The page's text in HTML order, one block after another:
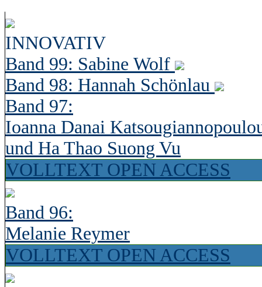
INNOVATIV
Band 99: Sabine Wolf
Band 98: Hannah Schönlau
Band 97:
Ioanna Danai
und Ha Thao Suong Vu
VOLLTEXT OPEN ACCESS
Band 96:
Melanie Reymer
VOLLTEXT OPEN ACCESS